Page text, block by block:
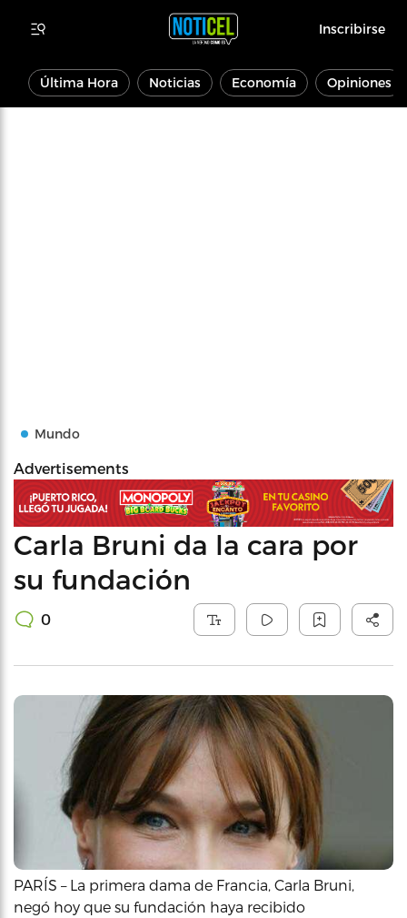
Inscribirse
Última Hora Noticias Economía Opiniones
Mundo
Advertisements
Carla Bruni da la cara por
su fundación
0
PARÍS – La primera dama de Francia, Carla Bruni,
negó hoy que su fundación haya recibido